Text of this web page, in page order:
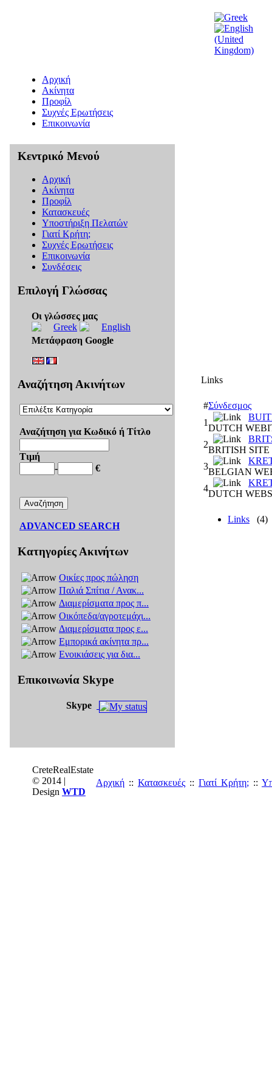
Αρχική
Ακίνητα
Προφίλ
Συχνές Ερωτήσεις
Επικοινωνία
Κεντρικό Μενού
Αρχική
Ακίνητα
Προφίλ
Κατασκευές
Υποστήριξη Πελατών
Γιατί Κρήτη;
Συχνές Ερωτήσεις
Επικοινωνία
Συνδέσεις
Επιλογή Γλώσσας
Οι γλώσσες μας
Μετάφραση Google
Αναζήτηση Ακινήτων
Αναζήτηση για Κωδικό ή Τίτλο
Τιμή
-
€
ADVANCED SEARCH
Κατηγορίες Ακινήτων
Οικίες προς πώληση
Παλιά Σπίτια / Ανακ...
Διαμερίσματα προς π...
Οικόπεδα/αγροτεμάχι...
Διαμερίσματα προς ε...
Εμπορικά ακίνητα πρ...
Ενοικιάσεις για δια...
Επικοινωνία Skype
Skype
Links
#Σύνδεσμος
1
DUTCH
2
BRITISH
3
BELGIAN
4
DUTCH
Links (4)
CreteRealEstate
© 2014 |
Design WTD
Αρχική :: Κατασκευές :: Γιατί Κρήτη; ::